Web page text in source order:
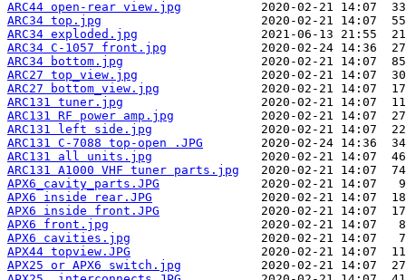
ARC44 open-rear view.jpg
ARC34 top.jpg
ARC34 exploded.jpg
ARC34 C-1057 front.jpg
ARC34 bottom.jpg
ARC27 top_view.jpg
ARC27 bottom_view.jpg
ARC131 tuner.jpg
ARC131 RF power amp.jpg
ARC131 left side.jpg
ARC131 C-7088 top-open .JPG
ARC131 all units.jpg
ARC131 A1000 VHF tuner parts.jpg
APX6_cavity_parts.JPG
APX6 inside rear.JPG
APX6 inside front.JPG
APX6 front.jpg
APX6 cavities.jpg
APX44 topview.JPG
APX25 or APX6 switch.jpg